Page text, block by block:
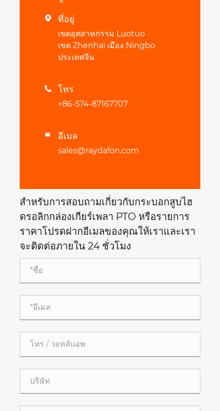
 ที่อยู่
เขตอุตสาหกรรม Luotuo
เขต Zhenhai เมือง Ningbo
ประเทศจีน
 โทร
+86-574-87167707
 อีเมล
sales@raydafon.com
สำหรับการสอบถามเกี่ยวกับกระบอกสูบไฮ
ดรอลิกกล่องเกียร์เพลา PTO หรือรายการ
ราคาโปรดฝากอีเมลของคุณให้เราและเรา
จะติดต่อภายใน 24 ชั่วโมง